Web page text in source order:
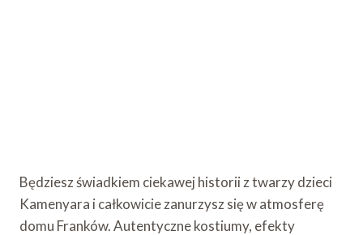
Będziesz świadkiem ciekawej historii z twarzy dzieci
Kamenyara i całkowicie zanurzysz się w atmosferę
domu Franków. Autentyczne kostiumy, efekty